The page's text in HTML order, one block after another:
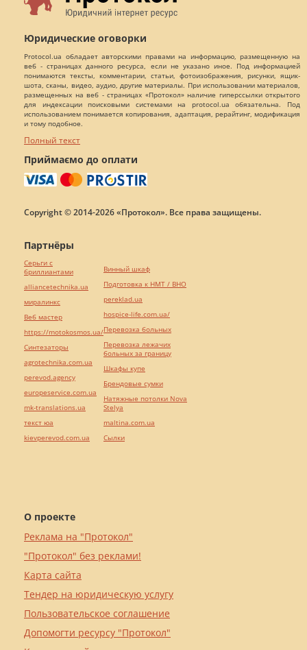
Юридические оговорки
Protocol.ua обладает авторскими правами на информацию, размещенную на
веб - страницах данного ресурса, если не указано иное. Под информацией
понимаются тексты, комментарии, статьи, фотоизображения, рисунки, ящик-
шота, сканы, видео, аудио, другие материалы. При использовании материалов,
размещенных на веб - страницах «Протокол» наличие гиперссылки открытого
для индексации поисковыми системами на protocol.ua обязательна. Под
использованием понимается копирования, адаптация, рерайтинг, модификация
и тому подобное.
Полный текст
Приймаємо до оплати
Copyright © 2014-2026 «Протокол». Все права защищены.
О проекте
Реклама на "Протокол"
"Протокол" без реклами!
Карта сайта
Тендер на юридическую услугу
Пользовательское соглашение
Допомогти ресурсу "Протокол"
Партнёры
Серьги с
бриллиантами
alliancetechnika.ua
миралинкс
Веб мастер
https://motokosmos.ua/
Синтезаторы
agrotechnika.com.ua
perevod.agency
europeservice.com.ua
mk-translations.ua
текст юа
kievperevod.com.ua
Винный шкаф
Подготовка к НМТ / ВНО
pereklad.ua
hospice-life.com.ua/
Перевозка больных
Перевозка лежачих
больных за границу
Шкафы купе
Брендовые сумки
Натяжные потолки Nova
Stelya
maltina.com.ua
Cылки